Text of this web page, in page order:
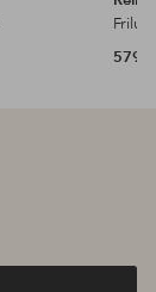
579